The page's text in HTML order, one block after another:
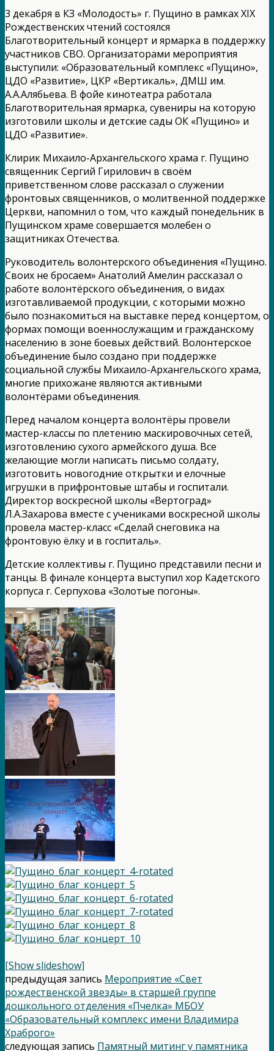
3 декабря в КЗ «Молодость» г. Пущино в рамках XIX
Рождественских чтений состоялся
Благотворительный концерт и ярмарка в поддержку
участников СВО. Организаторами мероприятия
выступили: «Образовательный комплекс «Пущино»,
ЦДО «Развитие», ЦКР «Вертикаль», ДМШ им.
А.А.Алябьева. В фойе кинотеатра работала
Благотворительная ярмарка, сувениры на которую
изготовили школы и детские сады ОК «Пущино» и
ЦДО «Развитие».
Клирик Михаило-Архангельского храма г. Пущино
священник Сергий Гирилович в своём
приветственном слове рассказал о служении
фронтовых священников, о молитвенной поддержке
Церкви, напомнил о том, что каждый понедельник в
Пущинском храме совершается молебен о
защитниках Отечества.
Руководитель волонтерского объединения «Пущино.
Своих не бросаем» Анатолий Амелин рассказал о
работе волонтёрского объединения, о видах
изготавливаемой продукции, с которыми можно
было познакомиться на выставке перед концертом, о
формах помощи военнослужащим и гражданскому
населению в зоне боевых действий. Волонтерское
объединение было создано при поддержке
социальной службы Михаило-Архангельского храма,
многие прихожане являются активными
волонтёрами объединения.
Перед началом концерта волонтёры провели
мастер-классы по плетению маскировочных сетей,
изготовлению сухого армейского душа. Все
желающие могли написать письмо солдату,
изготовить новогодние открытки и елочные
игрушки в прифронтовые штабы и госпитали.
Директор воскресной школы «Вертоград»
Л.А.Захарова вместе с учениками воскресной школы
провела мастер-класс «Сделай снеговика на
фронтовую ёлку и в госпиталь».
Детские коллективы г. Пущино представили песни и
танцы. В финале концерта выступил хор Кадетского
корпуса г. Серпухова «Золотые погоны».
[Show slideshow]
предыдущая запись Мероприятие «Свет
рождественской звезды» в старшей группе
дошкольного отделения «Пчелка» МБОУ
«Образовательный комплекс имени Владимира
Храброго»
следующая запись Памятный митинг у памятника